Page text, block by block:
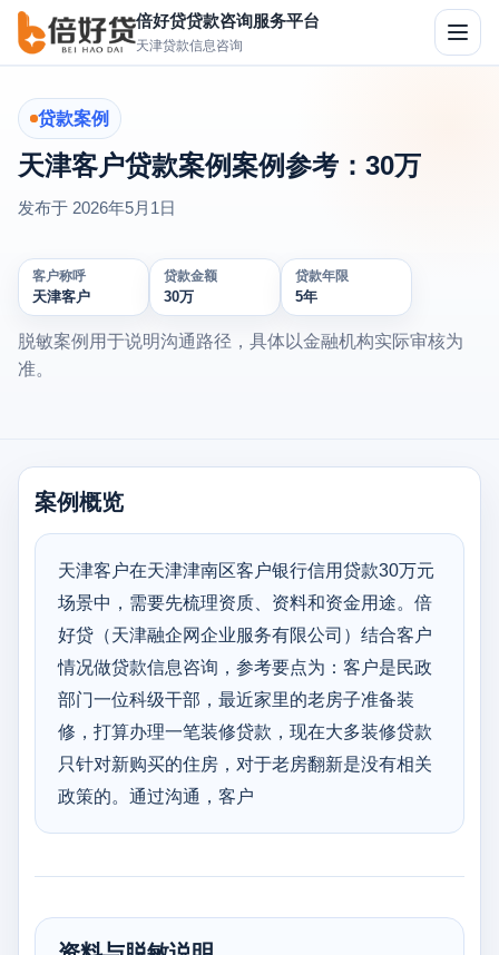
倍好贷贷款咨询服务平台
天津贷款信息咨询
切
换
贷款案例
天津客户贷款案例案例参考：30万
发布于 2026年5月1日
客户称呼
天津客户
贷款金额
30万
贷款年限
5年
脱敏案例用于说明沟通路径，具体以金融机构实际审核为
准。
案例概览
天津客户在天津津南区客户银行信用贷款30万元
场景中，需要先梳理资质、资料和资金用途。倍
好贷（天津融企网企业服务有限公司）结合客户
情况做贷款信息咨询，参考要点为：客户是民政
部门一位科级干部，最近家里的老房子准备装
修，打算办理一笔装修贷款，现在大多装修贷款
只针对新购买的住房，对于老房翻新是没有相关
政策的。通过沟通，客户